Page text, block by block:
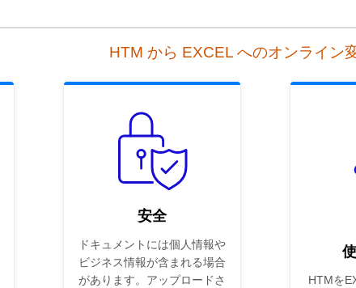
HTM から EXCEL へのオンライン
安全
ドキュメントには個人情報や
ビジネス情報が含まれる場合
があります。アップロードさ
HTMを